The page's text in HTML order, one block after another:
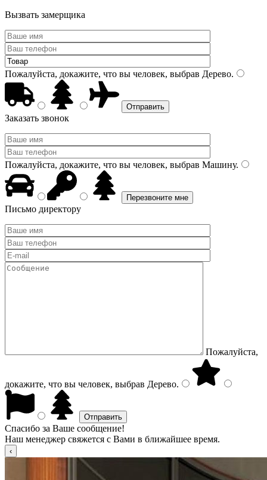
Вызвать замерщика
Пожалуйста, докажите, что вы человек, выбрав Дерево.
Заказать звонок
Пожалуйста, докажите, что вы человек, выбрав Машину.
Письмо директору
Пожалуйста,
докажите, что вы человек, выбрав Дерево.
Спасибо за Ваше сообщение!
Наш менеджер свяжется с Вами в ближайшее время.